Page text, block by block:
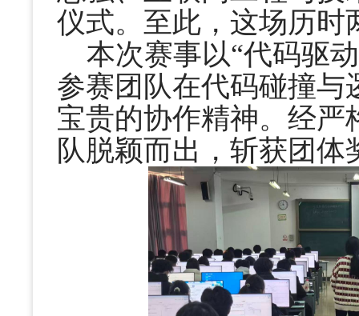
仪式。至此，这场历时
本次赛事以“代码驱
参赛团队在代码碰撞与
宝贵的协作精神。经严
队脱颖而出，斩获团